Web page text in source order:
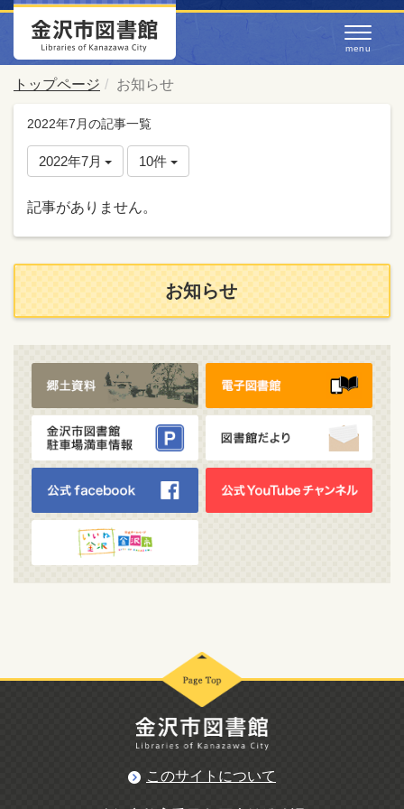
トップページ お知らせ
2022年7月の記事一覧
2022年7月 10件
記事がありません。
お知らせ
このサイトについて